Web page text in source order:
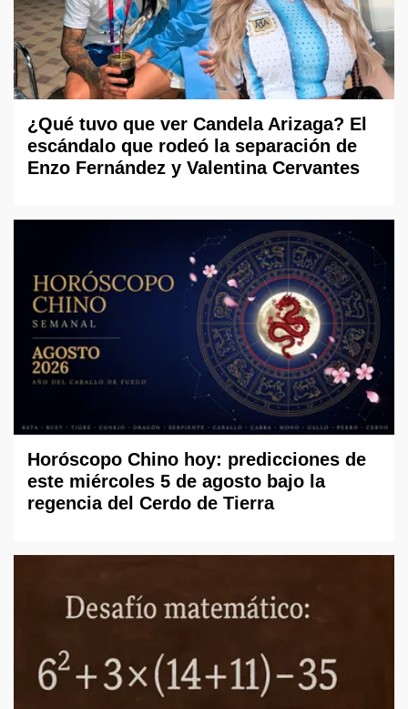
¿Qué tuvo que ver Candela Arizaga? El
escándalo que rodeó la separación de
Enzo Fernández y Valentina Cervantes
Horóscopo Chino hoy: predicciones de
este miércoles 5 de agosto bajo la
regencia del Cerdo de Tierra